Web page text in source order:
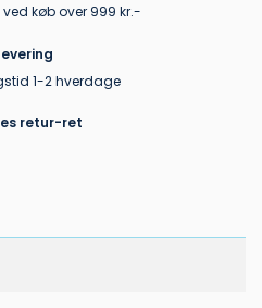
ved køb over 999 kr.-
1-2 hverdage
retur-ret